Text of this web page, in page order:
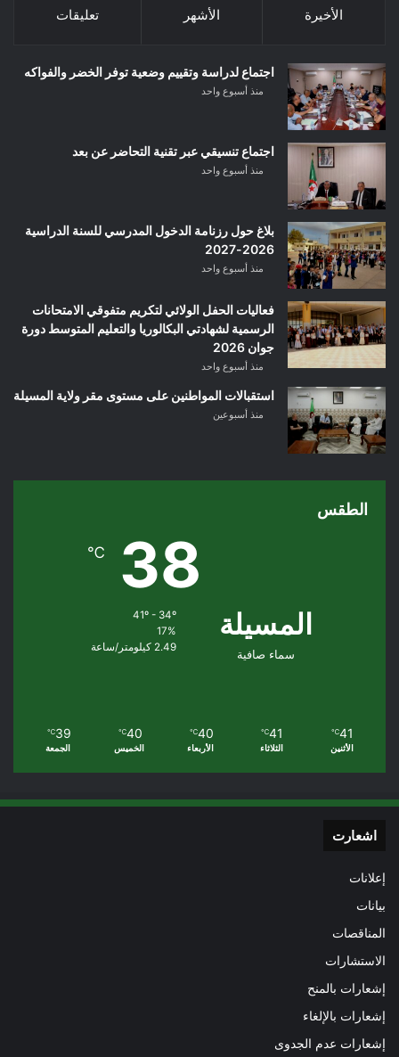
الأخيرة الأشهر تعليقات
اجتماع لدراسة وتقييم وضعية توفر الخضر والفواكه
منذ أسبوع واحد
اجتماع تنسيقي عبر تقنية التحاضر عن بعد
منذ أسبوع واحد
بلاغ حول رزنامة الدخول المدرسي للسنة الدراسية
2026-2027
منذ أسبوع واحد
فعاليات الحفل الولائي لتكريم متفوقي الامتحانات
الرسمية لشهادتي البكالوريا والتعليم المتوسط دورة
جوان 2026
منذ أسبوع واحد
استقبالات المواطنين على مستوى مقر ولاية المسيلة
منذ أسبوعين
الطقس
المسيلة
سماء صافية
38
℃
41º - 34º
17%
2.49 كيلومتر/ساعة
41
℃
الأثنين
41
℃
الثلاثاء
40
℃
الأربعاء
40
℃
الخميس
39
℃
الجمعة
اشعارت
إعلانات
بيانات
المناقصات
الاستشارات
إشعارات بالمنح
إشعارات بالإلغاء
إشعارات عدم الجدوى